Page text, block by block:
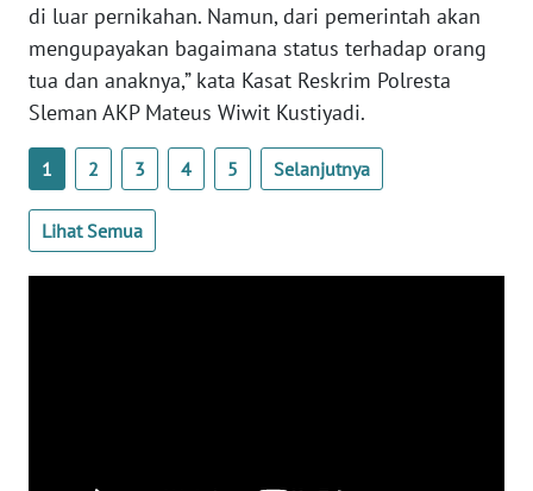
di luar pernikahan. Namun, dari pemerintah akan
mengupayakan bagaimana status terhadap orang
tua dan anaknya,” kata Kasat Reskrim Polresta
Sleman AKP Mateus Wiwit Kustiyadi.
1 2 3 4 5 Selanjutnya
Lihat Semua
WN
NTT
WN
KEPRI
WN